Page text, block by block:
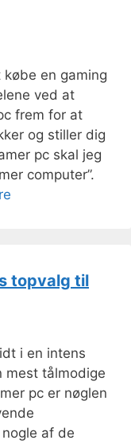
en gaming
ved at
frem for at
og stiller dig
pc skal jeg
computer”.
topvalg til
i en intens
mest tålmodige
pc er nøglen
af de